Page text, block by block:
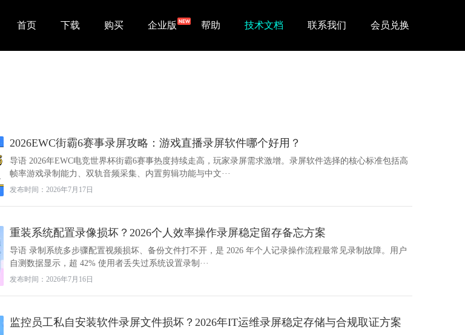
首页 下载 购买 企业版 帮助 技术文档 联系我们 会员兑换
2026EWC街霸6赛事录屏攻略：游戏直播录屏软件哪个好用？
导语 2026年EWC电竞世界杯街霸6赛事热度持续走高，玩家录屏需求激增。录屏软件选择的核心标准包括高
帧率游戏录制能力、双轨音频采集、内置剪辑功能与中文···
发布时间：2026年7月17日
重装系统配置录像损坏？2026个人效率操作录屏稳定留存备忘方案
导语 录制系统多步骤配置视频损坏、备份文件打不开，是 2026 年个人记录操作流程最常见录制故障。用户
自测数据显示，超 42% 使用者丢失过系统设置录制···
发布时间：2026年7月16日
监控员工私自安装软件录屏文件损坏？2026年IT运维录屏稳定存储与合规取证方案